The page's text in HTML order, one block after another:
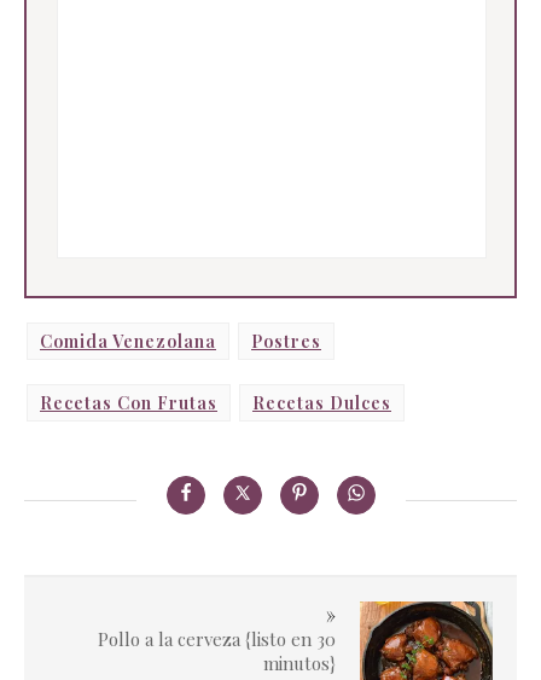
Comida Venezolana Postres
Recetas Con Frutas Recetas Dulces
»
Pollo a la cerveza {listo en 30
minutos}